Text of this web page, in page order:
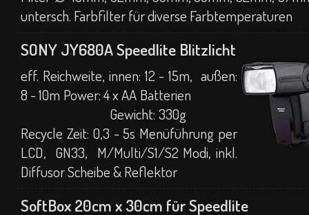
untersch. Farbfilter für diverse Farbtemperaturen
SONY JY680A Speedlite Blitzlicht
eff. Reichweite, innen: 12 - 15m, außen:
8 - 10m Power: 4 x AA Batterien
Gewicht: 330g
Recycle Zeit: 0,3 - 5s Menüführung per
LCD, GN33, M/Multi/S1/S2 Modi, inkl.
Diffusor Scheibe & Reflektor
SoftBox 20cm x 30cm für Speedlite